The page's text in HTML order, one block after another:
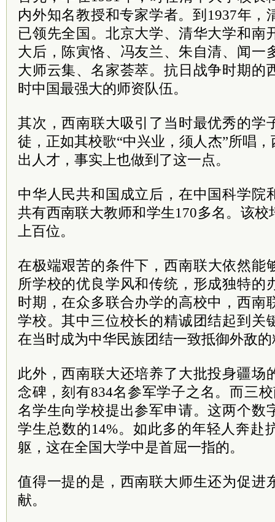
内外知名教授和专家学者。到1937年，
已领先全国。北京大学、清华大学和南
大后，陈寅恪、冯友兰、朱自清、闻一
大师云集、名家荟萃。抗日战争时期的
时中国最强大的师资队伍。
其次，西南联大吸引了当时最优秀的学
徒，正如其校歌“中兴业，须人杰”所唱
出人才，事实上也做到了这一点。
中华人民共和国成立后，在中国科学院
共有西南联大教师和学生170多名。该
上百位。
在极端艰苦的条件下，西南联大依然能
所学校的优良学风和传统，形成独特的
时期，在众多联合办学的高校中，西南
学校。其中三位校长的精诚团结起到关
在当时成为中华民族团结一致抵御外敌
此外，西南联大还培养了大批投身疆场
念碑，刻有834名参军学子之名。而三
名学生向学校提出参军申请。这两个数
学生总数的14%。如此多的年轻人奔赴
躯，这在全国大学中是首屈一指的。
值得一提的是，西南联大师生还为促进
献。